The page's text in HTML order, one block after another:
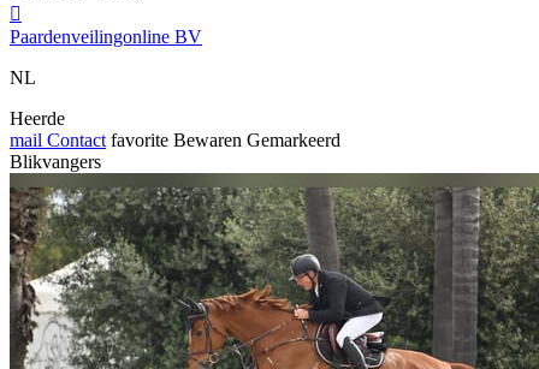

Paardenveilingonline BV
NL
Heerde
mail Contact favorite Bewaren Gemarkeerd
Blikvangers